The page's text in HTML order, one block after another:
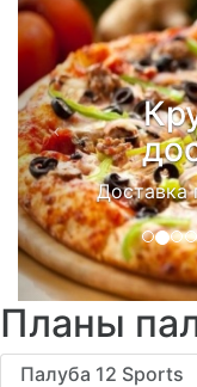
Доставка
Планы
Палуба 12 Sports